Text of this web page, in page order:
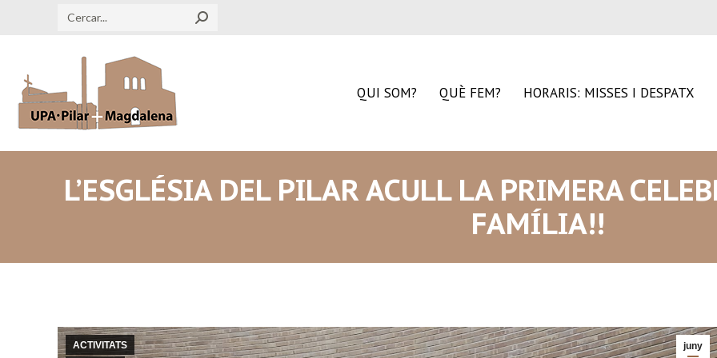
Search:
QUI SOM? QUÈ FEM? HORARIS: MISSES I DESPATX
L’ESGLÉSIA DEL PILAR ACULL LA PRIMERA
FAMÍLIA!!
juny
ACTIVITATS